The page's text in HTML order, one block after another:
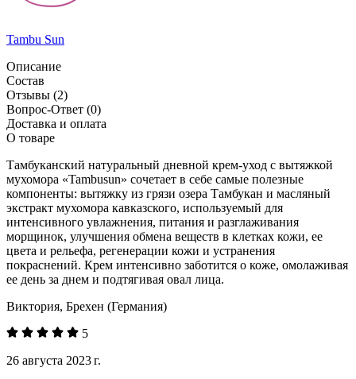
Tambu Sun
Описание
Состав
Отзывы (2)
Вопрос-Ответ (0)
Доставка и оплата
О товаре
Тамбуканский натуральный дневной крем-уход с вытяжкой
мухомора «Tambusun» сочетает в себе самые полезные
компоненты: вытяжку из грязи озера Тамбукан и масляный
экстракт мухомора кавказского, используемый для
интенсивного увлажнения, питания и разглаживания
морщинок, улучшения обмена веществ в клетках кожи, ее
цвета и рельефа, регенерации кожи и устранения
покраснений. Крем интенсивно заботится о коже, омолаживая
ее день за днем и подтягивая овал лица.
Виктория, Брехен (Германия)
5
26 августа 2023 г.